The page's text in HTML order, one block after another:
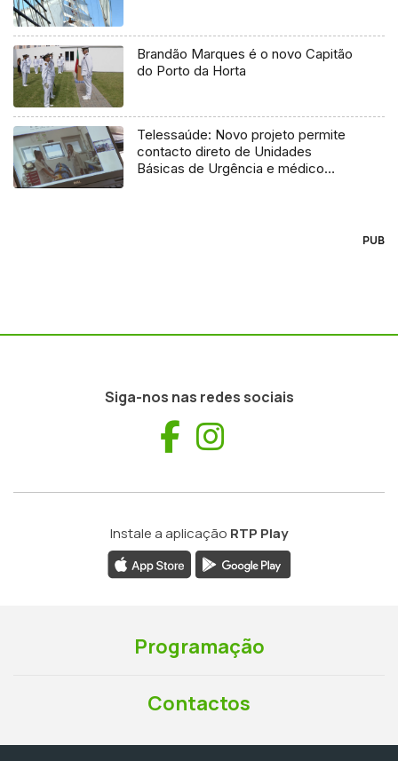
Brandão Marques é o novo Capitão
do Porto da Horta
Telessaúde: Novo projeto permite
contacto direto de Unidades
Básicas de Urgência e médico
PUB
Siga-nos nas redes sociais
Facebook
Instale a aplicação RTP Play
Programação
Contactos